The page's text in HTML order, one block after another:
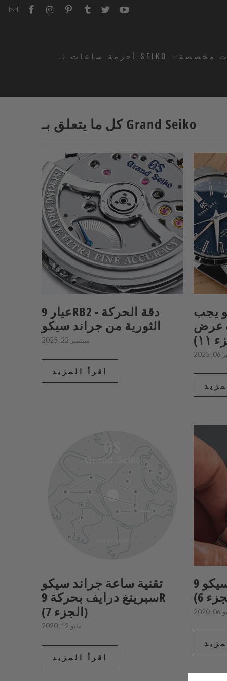
EMAILSTRAPCODE
STRAPCODE
STRAPCODE
STRAPCODE
STRAPCODE
TWITTER
STRAPCODE
YOUTUBE
أحزمة ساعات لـ SEIKO مخصصة
كل ما يتعلق بـ Grand Seiko
عيار 9RB2 - دقة الحركة
الثورية من جراند سيكو
سبتمبر 22, 2025
اقرأ المزيد
يجب
عرض
تقنية ساعة جراند سيكو
سبرينغ درايف بحركة 9R
(الجزء 7)
مايو 12, 2020
اقرأ المزيد
حركة جراند سيكو 9S